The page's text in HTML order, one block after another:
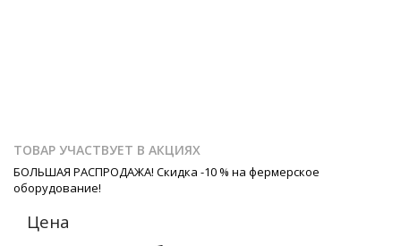
ТОВАР УЧАСТВУЕТ В АКЦИЯХ
БОЛЬШАЯ РАСПРОДАЖА! Скидка -10 % на фермерское
оборудование!
Цена